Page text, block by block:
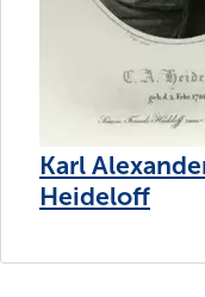
Karl
Heideloff